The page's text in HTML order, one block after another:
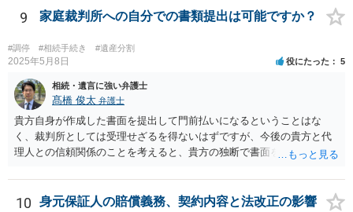
9 家庭裁判所への自分での書類提出は可能ですか？
#調停 #相続手続き #遺産分割
2025年5月8日 役にたった 5
相続・遺言に強い弁護士
髙橋 俊太 弁護士
貴方自身が作成した書面を提出して門前払いになるということはな
く、裁判所としては受理せざるを得ないはずですが、今後の貴方と代
理人との信頼関係のことを考えると、貴方の独断で書面を提出したり
士が主張書面の提出を渋っているようですが、弁護士として提出の実
益がないと考えている可能性もあると思いますので、そのあたりも含
10 身元保証人の賠償義務、契約内容と法改正の影響